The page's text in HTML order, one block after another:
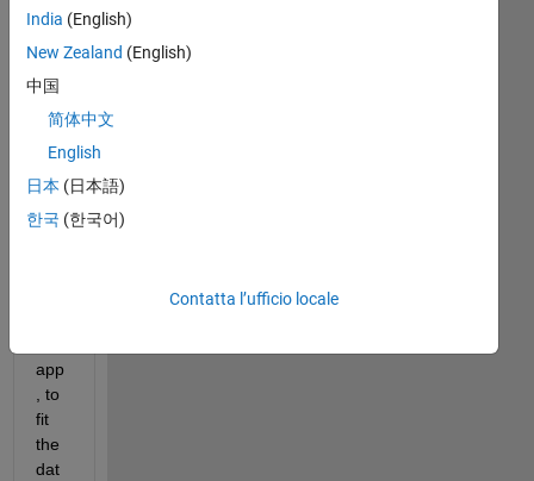
w
can
CN
N in
app
, to
fit
the
dat
India (English)
New Zealand (English)
中国
简体中文
English
日本 (日本語)
한국 (한국어)
Contatta l’ufficio locale